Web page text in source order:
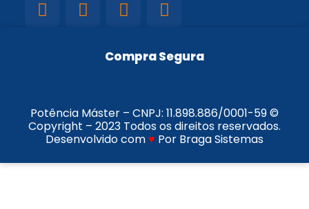
Compra Segura
Potência Máster – CNPJ: 11.898.886/0001-59©
Copyright – 2023 Todos os direitos reservados.
Desenvolvido com♥ Por Braga Sistemas